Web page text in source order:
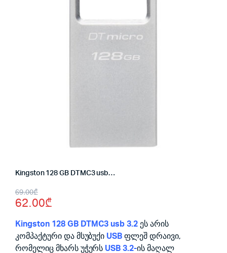
Kingston 128 GB DTMC3 usb 3.2 Silver
69.00₾
Original
price
was:
69.00₾.
62.00₾
Current
price
is:
62.00₾.
Kingston 128 GB DTMC3 usb 3.2 ეს არის
კომპაქტური და მსუბუქი USB ფლეშ დრაივი,
რომელიც მხარს უჭერს USB 3.2-ის მაღალ